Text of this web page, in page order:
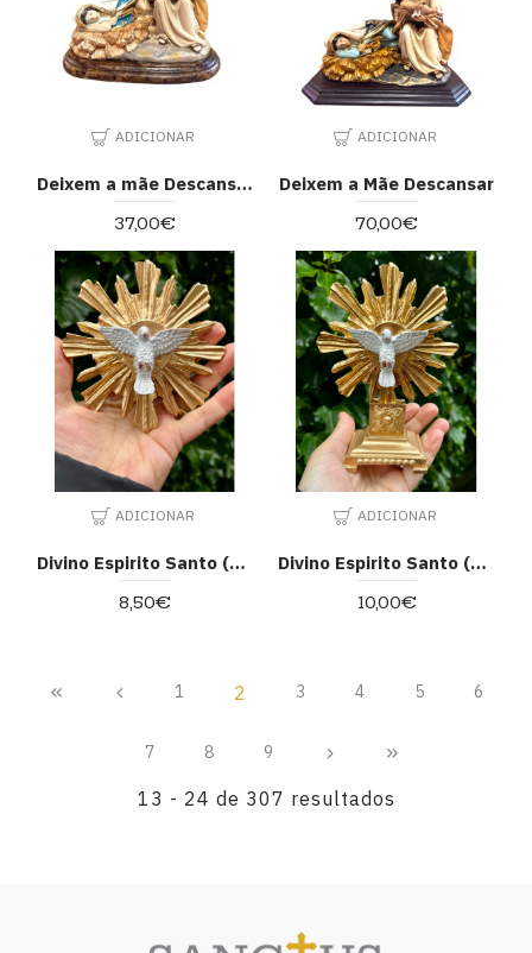
Deixem a mãe Descansar
37,00€
ADICIONAR
Deixem a Mãe Descansar
70,00€
ADICIONAR
Divino Espirito Santo (de pendurar)
8,50€
ADICIONAR
Divino Espirito Santo (de pousar)
10,00€
ADICIONAR
1 2 3 4 5 6
7 8 9
13 - 24 de 307 resultados